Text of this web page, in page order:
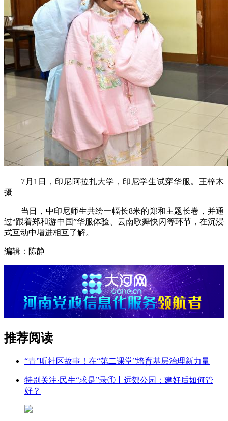
7月1日，印尼阿拉扎大学，印尼学生试穿华服。王梓木
摄
当日，中印尼师生共绘一幅长8米的郑和主题长卷，并通
过“跟着郑和游中国”华服体验、云南歌舞快闪等环节，在沉浸
式互动中增进相互了解。
编辑：陈静
推荐阅读
“青”听社区故事！在“第二课堂”培育基层治理新力量
特别关注·民生“求是”录①丨远郊公园：建好后如何管
好？